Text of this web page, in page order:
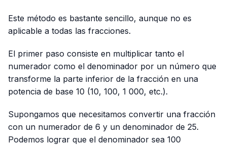
Este método es bastante sencillo, aunque no es
aplicable a todas las fracciones.
El primer paso consiste en multiplicar tanto el
numerador como el denominador por un número que
transforme la parte inferior de la fracción en una
potencia de base 10 (10, 100, 1 000, etc.).
Supongamos que necesitamos convertir una fracción
con un numerador de 6 y un denominador de 25.
Podemos lograr que el denominador sea 100